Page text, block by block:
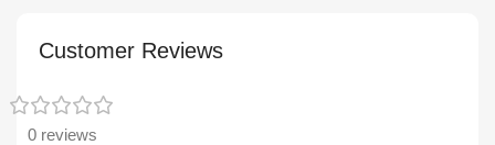
Customer Reviews
0 reviews